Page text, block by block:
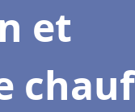
et